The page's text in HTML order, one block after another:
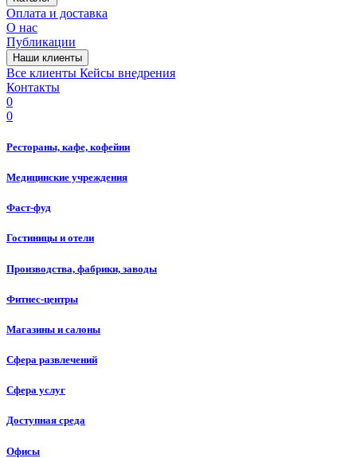
Оплата и доставка
О нас
Публикации
Наши клиенты
Все клиенты Кейсы внедрения
Контакты
0
0
Рестораны, кафе, кофейни
Медицинские учреждения
Фаст-фуд
Гостиницы и отели
Производства, фабрики, заводы
Фитнес-центры
Магазины и салоны
Сфера развлечений
Сфера услуг
Доступная среда
Офисы